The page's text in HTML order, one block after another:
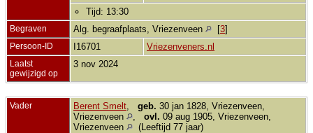
Tijd: 13:30
Begraven Alg. begraafplaats, Vriezenveen [3]
Persoon-ID I16701 Vriezenveners.nl
Laatst
gewijzigd op
3 nov 2024
Vader Berent Smelt geb. 30 jan 1828, Vriezenveen,
Vriezenveen
ovl. 09 aug 1905, Vriezenveen,
Vriezenveen
(Leeftijd 77 jaar)